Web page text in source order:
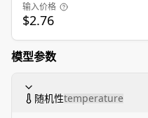
输入价格
$2.76
模型参数
随机性temperature